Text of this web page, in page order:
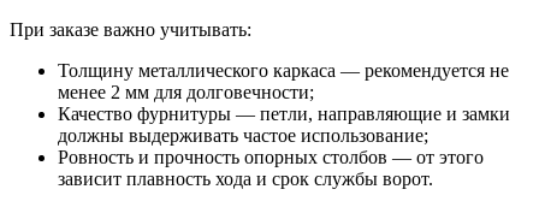
При заказе важно учитывать:
Толщину металлического каркаса — рекомендуется не
менее 2 мм для долговечности;
Качество фурнитуры — петли, направляющие и замки
должны выдерживать частое использование;
Ровность и прочность опорных столбов — от этого
зависит плавность хода и срок службы ворот.